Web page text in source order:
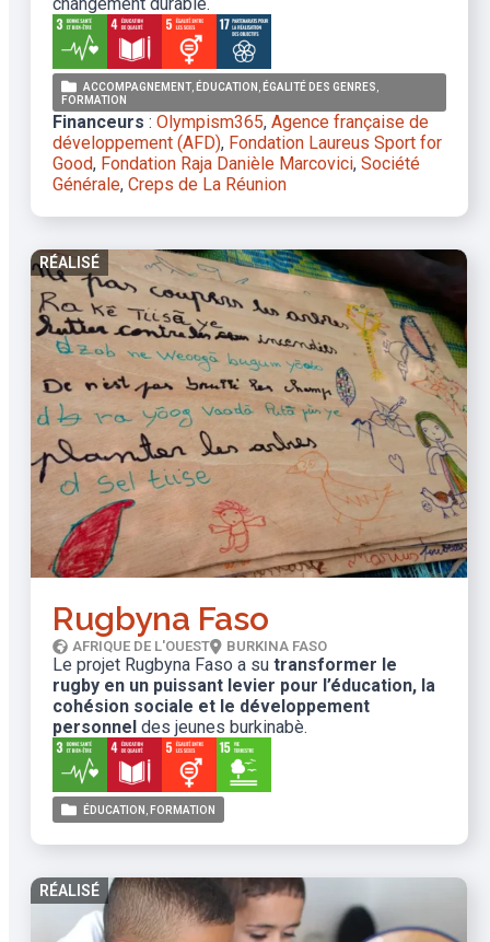
ACCOMPAGNEMENT ÉDUCATION
ÉGALITÉ DES GENRES
FORMATION
Financeurs : Olympism365, Agence française de
développement (AFD), Fondation Laureus Sport for
Good, Fondation Raja Danièle Marcovici, Société
Générale, Creps de La Réunion
RÉALISÉ
Rugbyna Faso
AFRIQUE DE L'OUEST BURKINA FASO
Le projet Rugbyna Faso a su transformer le
rugby en un puissant levier pour l’éducation, la
cohésion sociale et le développement
personnel des jeunes burkinabè.
ÉDUCATION FORMATION
RÉALISÉ